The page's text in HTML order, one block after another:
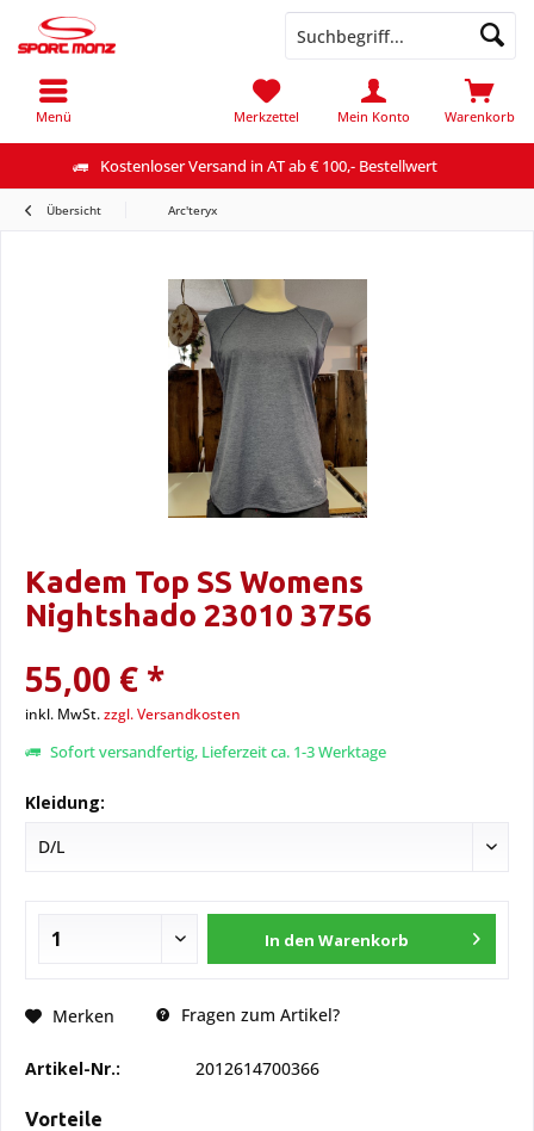
Kostenloser Versand in AT ab € 100,- Bestellwert
Menü Warenkorb
Merkzettel Mein Konto
Übersicht Arc'teryx
Kadem Top SS Womens
Nightshado 23010 3756
55,00 € *
inkl. MwSt.zzgl. Versandkosten
Sofort versandfertig, Lieferzeit ca. 1-3 Werktage
Kleidung:
In den Warenkorb
Merken Fragen zum Artikel?
Artikel-Nr.: 2012614700366
Vorteile